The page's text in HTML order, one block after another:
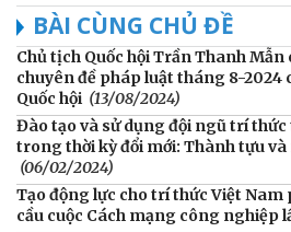
BÀI CÙNG CHỦ ĐỀ
Chủ tịch Quốc hội Trần Thanh
chuyên đề pháp luật tháng 8-2024
Quốc hội (13/08/2024)
Đào tạo và sử dụng đội ngũ trí
trong thời kỳ đổi mới: Thành tựu
(06/02/2024)
Tạo động lực cho trí thức Việt
cầu cuộc Cách mạng công nghiệp